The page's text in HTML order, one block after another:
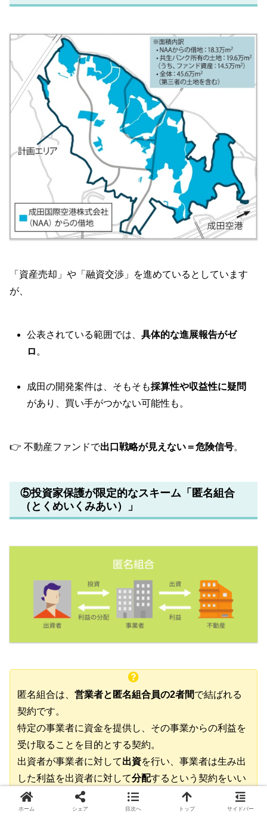
「資産売却」や「融資交渉」を進めているとしています
が、
公表されている範囲では、具体的な進展報告がゼ
ロ 。
成田の開発案件は、そもそも採算性や収益性に疑問
があり、買い手がつかない可能性も。
👉 不動産ファンドで出口戦略が見えない＝危険信号。
⑤投資家保護が限定的なスキーム「匿名組合
（とくめいくみあい）」
匿名組合は、 営業者と匿名組合員の2者間で結ばれる
契約です。
特定の事業者に資金を提供し、その事業からの利益を
受け取ることを目的とする契約。
出資者が事業者に対して出資を行い、事業者は生み出
した利益を出資者に対して分配するという契約をいい
ます。
ホーム シェア 目次へ トップ サイドバー